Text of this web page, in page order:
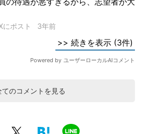
てのコメントを見る